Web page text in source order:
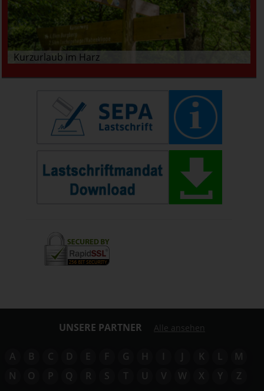
Kurzurlaub im Harz
UNSERE PARTNER Alle ansehen
A B C D E F G H I J K L
M
N
O P Q R S T U V W X Y Z